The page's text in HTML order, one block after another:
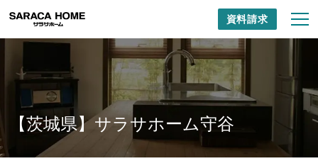
資料請求
【茨城県】サラサホーム守谷